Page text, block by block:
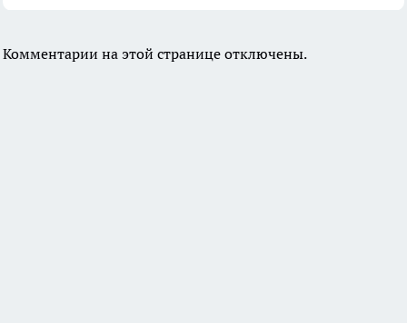
Комментарии на этой странице отключены.